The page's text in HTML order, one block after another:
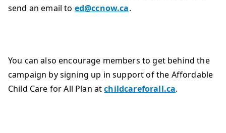
send an email to ed@ccnow.ca.
You can also encourage members to get behind the
campaign by signing up in support of the Affordable
Child Care for All Plan atchildcareforall.ca.